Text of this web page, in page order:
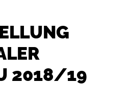
2018/19